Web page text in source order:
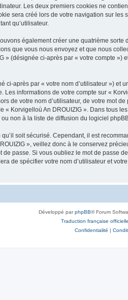
Les deux premiers cookies ne
sera créé lors de votre navigation sur
qu’utilisateur.
également créer une quatrième
que vous nous envoyez et que nous
» (désignée ci-après par « votre compte
après par « votre nom d’utilisateur »)
informations de votre compte sur «
de votre nom d’utilisateur, de votre mot
Korvigelloù An DROUIZIG ». Dans tous
non à la liste de diffusion du logiciel
soit sécurisé. Cependant, il est
», veillez donc à le conservez
passe. Si vous oubliez le mot de passe
de spécifier votre nom d’utilisateur et
Développé parphpBB® Forum
Traduction française officielle
Confidentialité |